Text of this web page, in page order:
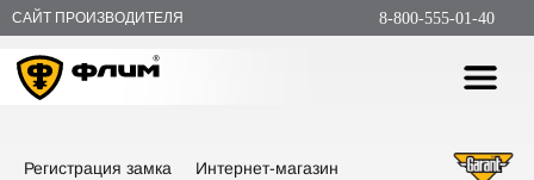
САЙТ ПРОИЗВОДИТЕЛЯ 8-800-555-01-40
Регистрация замка
Интернет-магазин